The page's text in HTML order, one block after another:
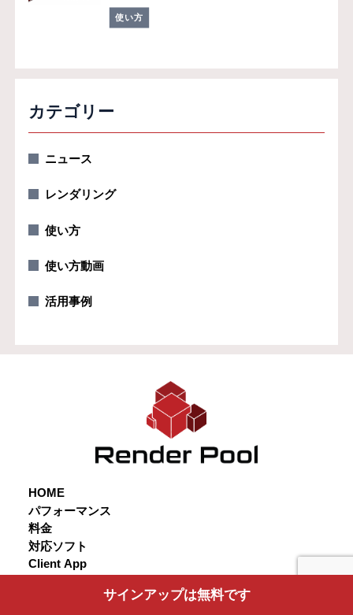
サインアップは無料です
使い方
カテゴリー
ニュース
レンダリング
使い方
使い方動画
活用事例
HOME
パフォーマンス
料金
対応ソフト
Client App